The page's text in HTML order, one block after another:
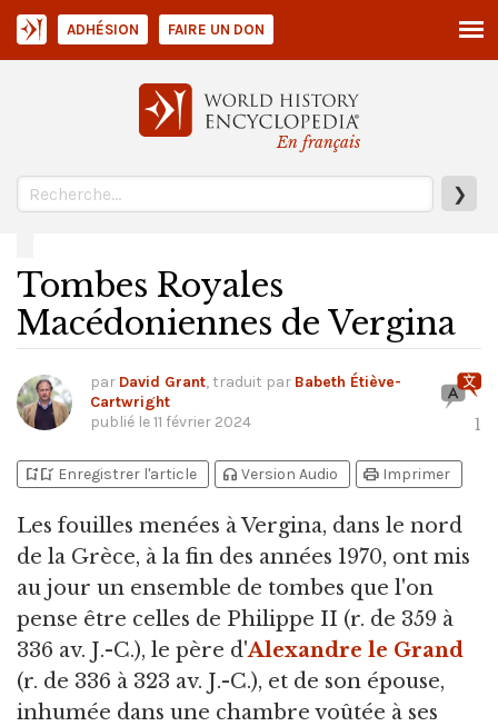
En français
❯
ADHÉSION FAIRE UN DON
Tombes Royales
Macédoniennes de Vergina
par David Grant, traduit par Babeth Étiève-
Cartwright
publié le11 février 2024 1
bookmark_addbookmark_added Enregistrer l'article headphones Version Audio print Imprimer
Les fouilles menées à Vergina, dans le nord
de la Grèce, à la fin des années 1970, ont mis
au jour un ensemble de tombes que l'on
pense être celles de Philippe II (r. de 359 à
336 av. J.-C.), le père d'Alexandre le Grand
(r. de 336 à 323 av. J.-C.), et de son épouse,
inhumée dans une chambre voûtée à ses